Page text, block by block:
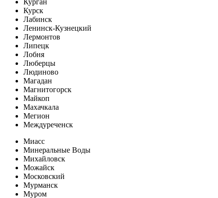
Курск
Лабинск
Ленинск-Кузнецкий
Лермонтов
Липецк
Лобня
Люберцы
Людиново
Магадан
Магнитогорск
Майкоп
Махачкала
Мегион
Междуреченск
Миасс
Минеральные Воды
Михайловск
Можайск
Московский
Мурманск
Муром